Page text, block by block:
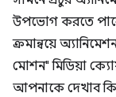
উপভোগ করতে
ক্রমান্বয়ে
মোশন" মিডিয়া
আপনাকে দেখাব